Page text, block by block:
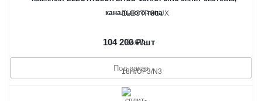
канального типа
104 200₽/шт
Под заказ